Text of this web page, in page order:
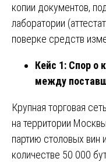
копии документов,
лаборатории
поверке средств
Кейс 1: Спор о
между
Крупная торговая
на территории
партию столовых вин
количестве 50 000